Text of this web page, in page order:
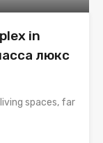
in
люкс
spaces, far